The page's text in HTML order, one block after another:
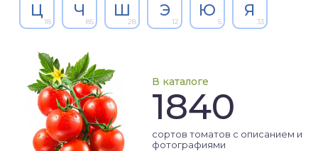
Ц
18
Ч
85
Ш
28
Э
12
Ю
5
Я
33
В каталоге
1840
сортов томатов с описанием и
фотографиями